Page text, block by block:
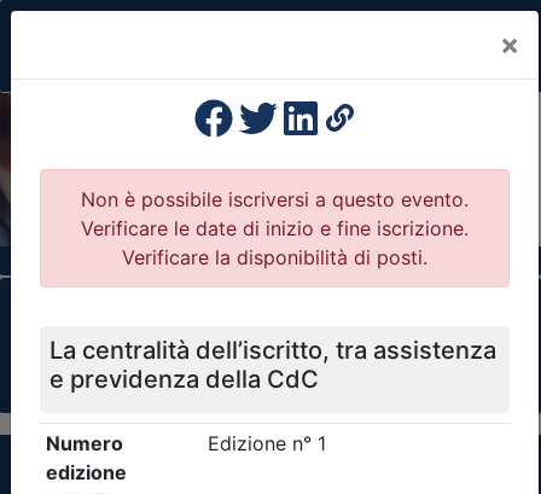
×
Previous
Il portale della formazione per Ordini e
Collegi Professionali
Clicca qui - espandi la sezione dei filtri ricerca